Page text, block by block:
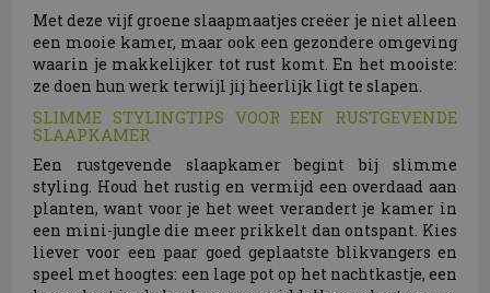
Met deze vijf groene slaapmaatjes creëer je niet alleen
een mooie kamer, maar ook een gezondere omgeving
waarin je makkelijker tot rust komt. En het mooiste:
ze doen hun werk terwijl jij heerlijk ligt te slapen.
SLIMME STYLINGTIPS VOOR EEN RUSTGEVENDE
SLAAPKAMER
Een rustgevende slaapkamer begint bij slimme
styling. Houd het rustig en vermijd een overdaad aan
planten, want voor je het weet verandert je kamer in
een mini-jungle die meer prikkelt dan ontspant. Kies
liever voor een paar goed geplaatste blikvangers en
speel met hoogtes: een lage pot op het nachtkastje, een